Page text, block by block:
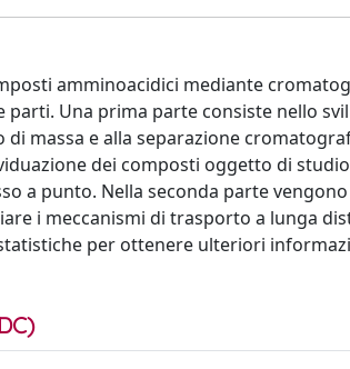
amminoacidici mediante
Una prima parte consiste nello
massa e alla separazione
dei composti oggetto di studio
a punto. Nella seconda parte
i meccanismi di trasporto a lunga
per ottenere ulteriori